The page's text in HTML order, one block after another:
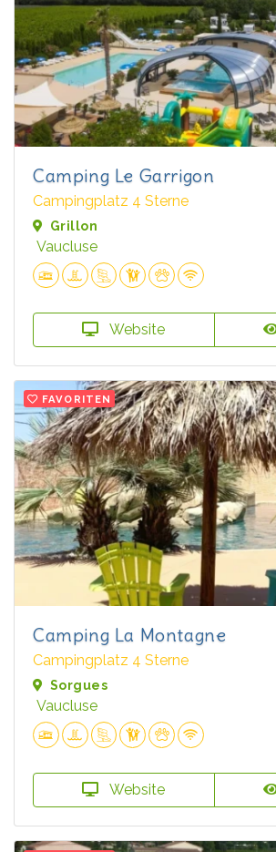
Camping Le Garrigon
Campingplatz 4 Sterne
Grillon
Vaucluse
Website
FAVORITEN
Camping La Montagne
Campingplatz 4 Sterne
Sorgues
Vaucluse
Website